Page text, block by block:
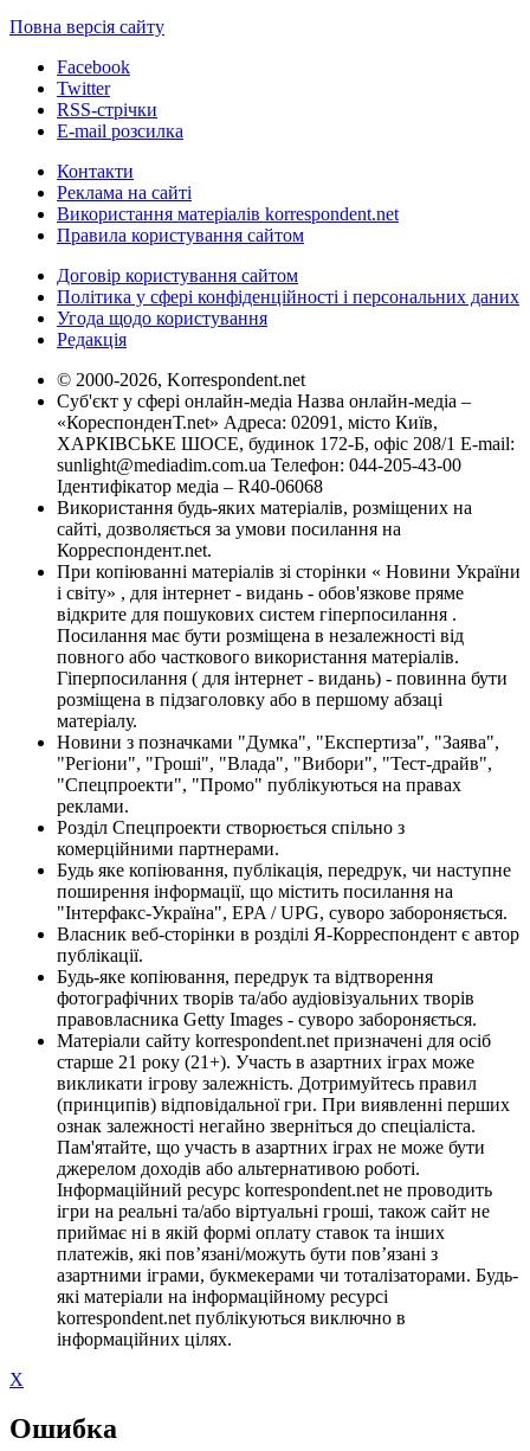
Повна версія сайту
Facebook
Twitter
RSS-стрічки
E-mail розсилка
Контакти
Реклама на сайті
Використання матеріалів korrespondent.net
Правила користування сайтом
Договір користування сайтом
Політика у сфері конфіденційності і персональних даних
Угода щодо користування
Редакція
© 2000-2026, Korrespondent.net
Суб'єкт у сфері онлайн-медіа Назва онлайн-медіа –
«КореспонденТ.net» Адреса: 02091, місто Київ,
ХАРКІВСЬКЕ ШОСЕ, будинок 172-Б, офіс 208/1 E-mail:
sunlight@mediadim.com.ua Телефон: 044-205-43-00
Ідентифікатор медіа – R40-06068
Використання будь-яких матеріалів, розміщених на
сайті, дозволяється за умови посилання на
Корреспондент.net.
При копіюванні матеріалів зі сторінки « Новини України
і світу» , для інтернет - видань - обов'язкове пряме
відкрите для пошукових систем гіперпосилання .
Посилання має бути розміщена в незалежності від
повного або часткового використання матеріалів.
Гіперпосилання ( для інтернет - видань) - повинна бути
розміщена в підзаголовку або в першому абзаці
матеріалу.
Новини з позначками "Думка", "Експертиза", "Заява",
"Регіони", "Гроші", "Влада", "Вибори", "Тест-драйв",
"Спецпроекти", "Промо" публікуються на правах
реклами.
Розділ Спецпроекти створюється спільно з
комерційними партнерами.
Будь яке копіювання, публікація, передрук, чи наступне
поширення інформації, що містить посилання на
"Інтерфакс-Україна", EPA / UPG, суворо забороняється.
Власник веб-сторінки в розділі Я-Корреспондент є автор
публікації.
Будь-яке копіювання, передрук та відтворення
фотографічних творів та/або аудіовізуальних творів
правовласника Getty Images - суворо забороняється.
Матеріали сайту korrespondent.net призначені для осіб
старше 21 року (21+). Участь в азартних іграх може
викликати ігрову залежність. Дотримуйтесь правил
(принципів) відповідальної гри. При виявленні перших
ознак залежності негайно зверніться до спеціаліста.
Пам'ятайте, що участь в азартних іграх не може бути
джерелом доходів або альтернативою роботі.
Інформаційний ресурс korrespondent.net не проводить
ігри на реальні та/або віртуальні гроші, також сайт не
приймає ні в якій формі оплату ставок та інших
платежів, які пов’язані/можуть бути пов’язані з
азартними іграми, букмекерами чи тоталізаторами. Будь-
які матеріали на інформаційному ресурсі
korrespondent.net публікуються виключно в
інформаційних цілях.
X
Ошибка